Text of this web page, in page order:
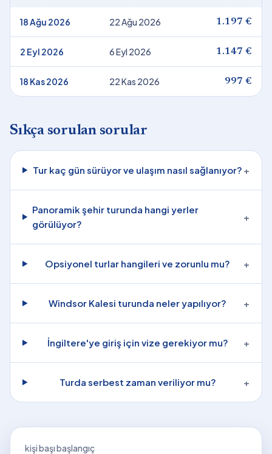
18 Ağu 2026 22 Ağu 2026 1.197 €
2 Eyl 2026 6 Eyl 2026 1.147 €
18 Kas 2026 22 Kas 2026 997 €
Sıkça sorulan sorular
Tur kaç gün sürüyor ve ulaşım nasıl sağlanıyor? +
Panoramik şehir turunda hangi yerler
görülüyor?
+
Opsiyonel turlar hangileri ve zorunlu mu? +
Windsor Kalesi turunda neler yapılıyor? +
İngiltere'ye giriş için vize gerekiyor mu? +
Turda serbest zaman veriliyor mu? +
kişi başı başlangıç